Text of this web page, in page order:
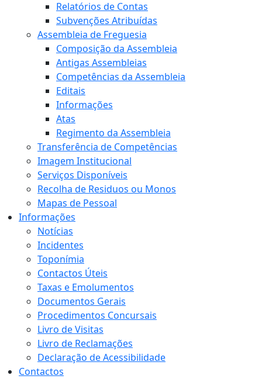
Relatórios de Contas
Subvenções Atribuídas
Assembleia de Freguesia
Composição da Assembleia
Antigas Assembleias
Competências da Assembleia
Editais
Informações
Atas
Regimento da Assembleia
Transferência de Competências
Imagem Institucional
Serviços Disponíveis
Recolha de Residuos ou Monos
Mapas de Pessoal
Informações
Notícias
Incidentes
Toponímia
Contactos Úteis
Taxas e Emolumentos
Documentos Gerais
Procedimentos Concursais
Livro de Visitas
Livro de Reclamações
Declaração de Acessibilidade
Contactos